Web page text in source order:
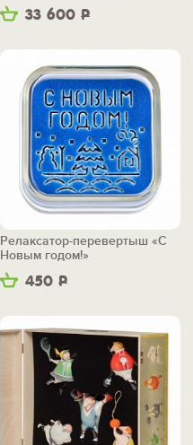
33 600 Р
450 Р
Релаксатор-перевертыш «С
Новым годом!»